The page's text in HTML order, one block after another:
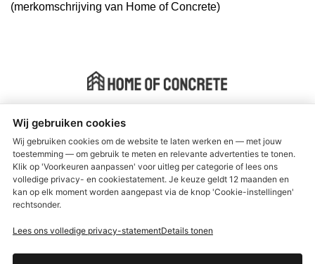
(merkomschrijving van Home of Concrete)
Algemene voorwaarden
Verzenden & retourneren
Garantie en Klachten
Wij gebruiken cookies
Wij gebruiken cookies om de website te laten werken en — met jouw
toestemming — om gebruik te meten en relevante advertenties te tonen.
Klik op 'Voorkeuren aanpassen' voor uitleg per categorie of lees ons
volledige privacy- en cookiestatement. Je keuze geldt 12 maanden en
kan op elk moment worden aangepast via de knop 'Cookie-instellingen'
rechtsonder.
Lees ons volledige privacy-statementDetails tonen